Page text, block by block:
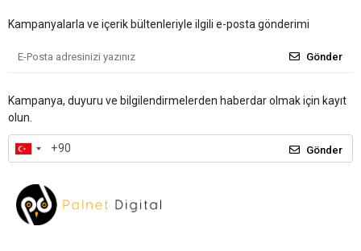
Kampanyalarla ve içerik bültenleriyle ilgili e-posta gönderimi
Gönder
Kampanya, duyuru ve bilgilendirmelerden haberdar olmak için kayıt
olun.
Gönder